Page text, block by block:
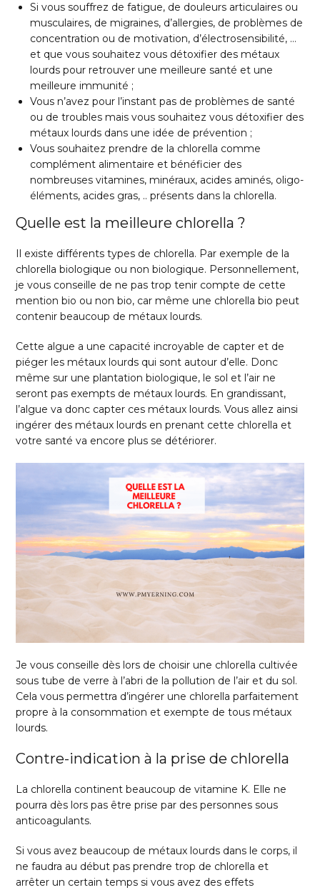
Si vous souffrez de fatigue, de douleurs articulaires ou
musculaires, de migraines, d’allergies, de problèmes de
concentration ou de motivation, d’électrosensibilité, …
et que vous souhaitez vous détoxifier des métaux
lourds pour retrouver une meilleure santé et une
meilleure immunité ;
Vous n’avez pour l’instant pas de problèmes de santé
ou de troubles mais vous souhaitez vous détoxifier des
métaux lourds dans une idée de prévention ;
Vous souhaitez prendre de la chlorella comme
complément alimentaire et bénéficier des
nombreuses vitamines, minéraux, acides aminés, oligo-
éléments, acides gras, .. présents dans la chlorella.
Quelle est la meilleure chlorella ?
Il existe différents types de chlorella. Par exemple de la
chlorella biologique ou non biologique. Personnellement,
je vous conseille de ne pas trop tenir compte de cette
mention bio ou non bio, car même une chlorella bio peut
contenir beaucoup de métaux lourds.
Cette algue a une capacité incroyable de capter et de
piéger les métaux lourds qui sont autour d’elle. Donc
même sur une plantation biologique, le sol et l’air ne
seront pas exempts de métaux lourds. En grandissant,
l’algue va donc capter ces métaux lourds. Vous allez ainsi
ingérer des métaux lourds en prenant cette chlorella et
votre santé va encore plus se détériorer.
Je vous conseille dès lors de choisir une chlorella cultivée
sous tube de verre à l’abri de la pollution de l’air et du sol.
Cela vous permettra d’ingérer une chlorella parfaitement
propre à la consommation et exempte de tous métaux
lourds.
Contre-indication à la prise de chlorella
La chlorella continent beaucoup de vitamine K. Elle ne
pourra dès lors pas être prise par des personnes sous
anticoagulants.
Si vous avez beaucoup de métaux lourds dans le corps, il
ne faudra au début pas prendre trop de chlorella et
arrêter un certain temps si vous avez des effets